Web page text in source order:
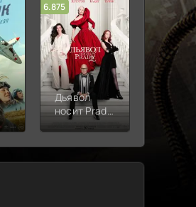
6.875
Дьявол
носит Prada
2
6.314